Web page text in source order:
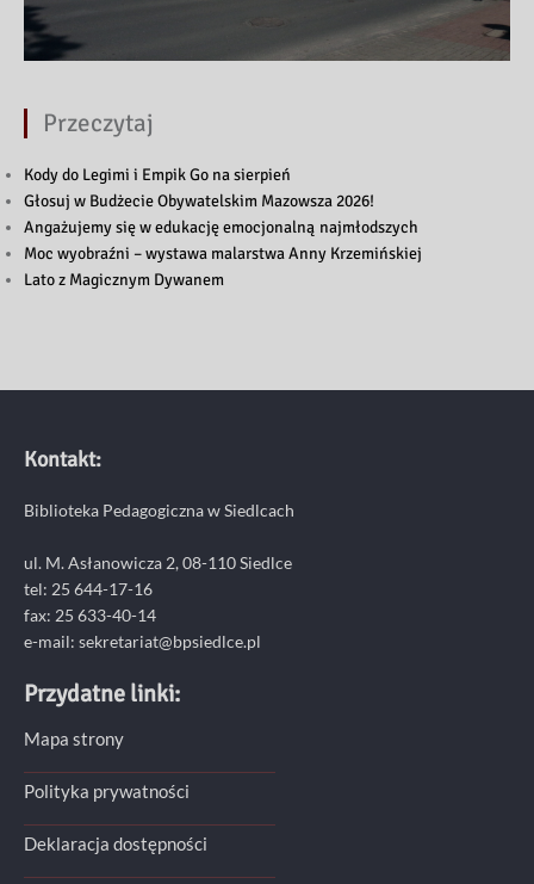
Przeczytaj
Kody do Legimi i Empik Go na sierpień
Głosuj w Budżecie Obywatelskim Mazowsza 2026!
Angażujemy się w edukację emocjonalną najmłodszych
Moc wyobraźni – wystawa malarstwa Anny Krzemińskiej
Lato z Magicznym Dywanem
Kontakt:
Biblioteka Pedagogiczna w Siedlcach
ul. M. Asłanowicza 2, 08-110 Siedlce
tel: 25 644-17-16
fax: 25 633-40-14
e-mail: sekretariat@bpsiedlce.pl
Przydatne linki:
Mapa strony
Polityka prywatności
Deklaracja dostępności